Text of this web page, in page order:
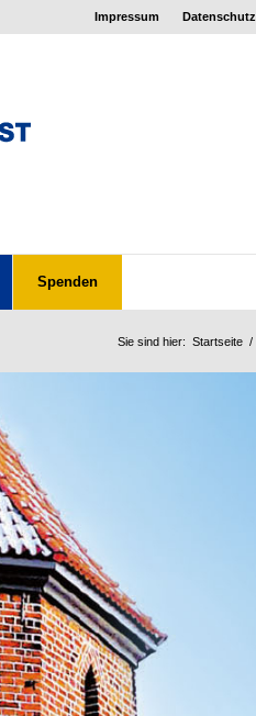
Impressum Datenschutz
Spenden
Sie sind hier: Startseite /